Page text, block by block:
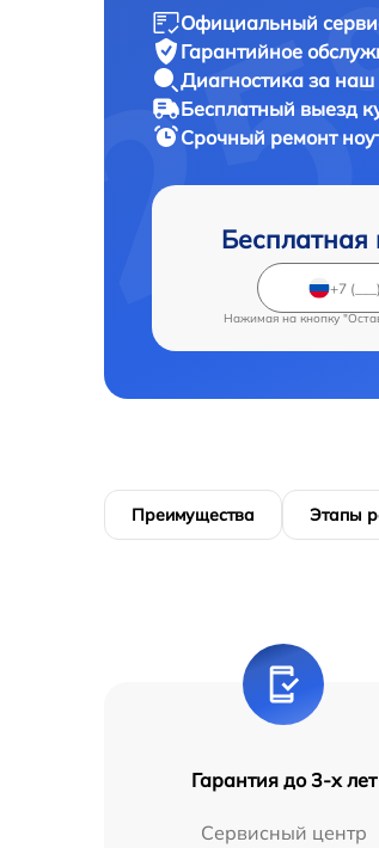
Официальный
Гарантийное
Диагностика за наш
Бесплатный выезд
Срочный ремонт
Бесплатная
Нажимая на кнопку
Преимущества Этапы
Гарантия до 3-х лет
Сервисный центр